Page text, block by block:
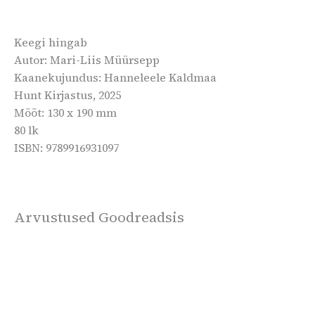
esineb oma luulega tihti nii Eestis kui ka välismaal.
Keegi hingab
Autor: Mari-Liis Müürsepp
Kaanekujundus: Hanneleele Kaldmaa
Hunt Kirjastus, 2025
Mõõt: 130 x 190 mm
80 lk
ISBN: 9789916931097
Arvustused Goodreadsis